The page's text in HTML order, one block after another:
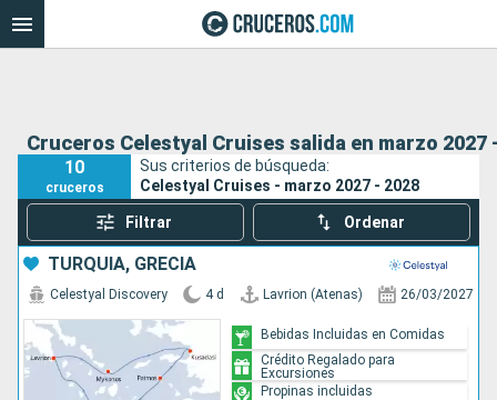
Cruceros Celestyal Cruises salida en marzo 2027
10
cruceros
Sus criterios de búsqueda:
Celestyal Cruises - marzo 2027 - 2028
Filtrar Ordenar
TURQUÍA, GRECIA
Celestyal Discovery 4 d Lavrion (Atenas) 26/03/2027
Bebidas Incluidas en Comidas
Crédito Regalado para
Excursiones
Propinas incluidas